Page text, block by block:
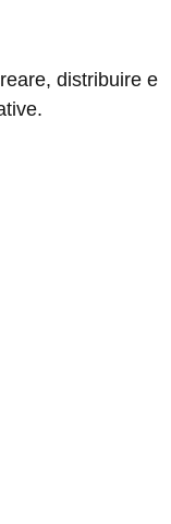
distribuire e